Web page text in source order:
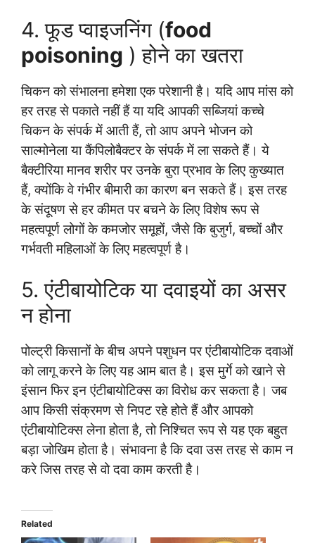
4. फूड प्वाइजनिंग (food
poisoning ) होने का खतरा
चिकन को संभालना हमेशा एक परेशानी है। यदि आप मांस को
हर तरह से पकाते नहीं हैं या यदि आपकी सब्जियां कच्चे
चिकन के संपर्क में आती हैं, तो आप अपने भोजन को
साल्मोनेला या कैंपिलोबैक्टर के संपर्क में ला सकते हैं। ये
बैक्टीरिया मानव शरीर पर उनके बुरा प्रभाव के लिए कुख्यात
हैं, क्योंकि वे गंभीर बीमारी का कारण बन सकते हैं। इस तरह
के संदूषण से हर कीमत पर बचने के लिए विशेष रूप से
महत्वपूर्ण लोगों के कमजोर समूहों, जैसे कि बुजुर्ग, बच्चों और
गर्भवती महिलाओं के लिए महत्वपूर्ण है।
5. एंटीबायोटिक या दवाइयों का असर
न होना
पोल्ट्री किसानों के बीच अपने पशुधन पर एंटीबायोटिक दवाओं
को लागू करने के लिए यह आम बात है। इस मुर्गे को खाने से
इंसान फिर इन एंटीबायोटिक्स का विरोध कर सकता है। जब
आप किसी संक्रमण से निपट रहे होते हैं और आपको
एंटीबायोटिक्स लेना होता है, तो निश्चित रूप से यह एक बहुत
बड़ा जोखिम होता है। संभावना है कि दवा उस तरह से काम न
करे जिस तरह से वो दवा काम करती है।
Related